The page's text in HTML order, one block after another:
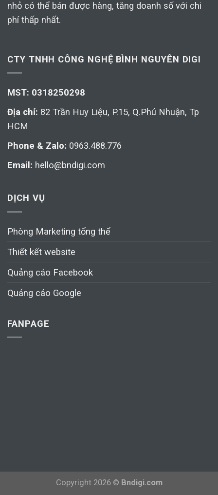
nhỏ có thể bán được hàng, tăng doanh số với chi
phí thấp nhất.
CTY TNHH CÔNG NGHỆ BÌNH NGUYÊN DIGI
MST: 0318250298
Địa chỉ: 82 Trần Huy Liệu, P.15, Q.Phú Nhuận, Tp
HCM
Phone & Zalo: 0963.488.776
Email: hello@bndigi.com
DỊCH VỤ
Phòng Marketing tổng thể
Thiết kết website
Quảng cáo Facebook
Quảng cáo Google
FANPAGE
Copyright 2026 © Bndigi.com